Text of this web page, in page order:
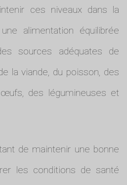
ces niveaux dans la
alimentation équilibrée
sources adéquates de
la viande, du poisson, des
des légumineuses et
de maintenir une bonne
les conditions de santé